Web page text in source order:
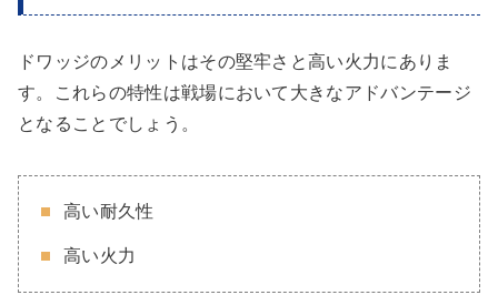
ドワッジのメリットはその堅牢さと高い火力にありま
す。これらの特性は戦場において大きなアドバンテージ
となることでしょう。
高い耐久性
高い火力